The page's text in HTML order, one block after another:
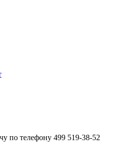
по телефону 499 519-38-52